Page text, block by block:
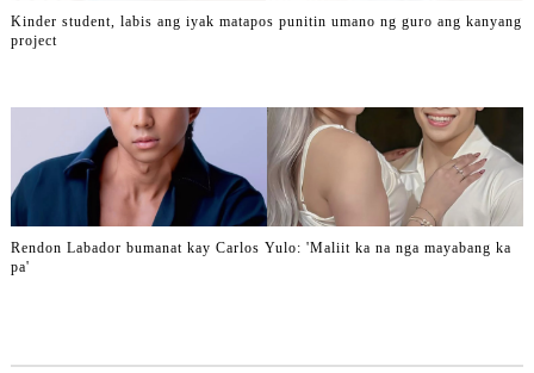
Kinder student, labis ang iyak matapos punitin umano ng guro ang kanyang
project
Rendon Labador bumanat kay Carlos Yulo: 'Maliit ka na nga mayabang ka
pa'